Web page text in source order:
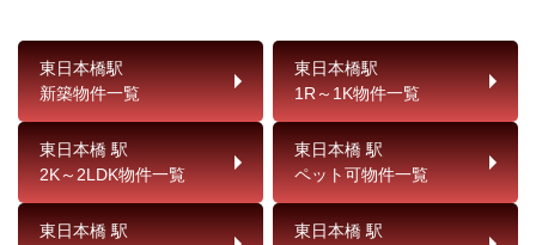
東日本橋駅
新築物件一覧
東日本橋駅
1R～1K物件一覧
東日本橋 駅
2K～2LDK物件一覧
東日本橋 駅
ペット可物件一覧
東日本橋 駅
東日本橋 駅